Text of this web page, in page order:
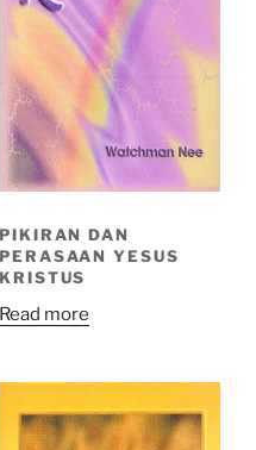
PIKIRAN DAN
PERASAAN YESUS
KRISTUS
Read more